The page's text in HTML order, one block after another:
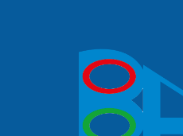
Publish Time: 25 Jan 2026
বাংলাদেশ অর্থনীতি সমিতি ও
লোকবক্তৃা ২১ জানুয়ারি ২০২৬
Publish Time: 16 Jan 2026